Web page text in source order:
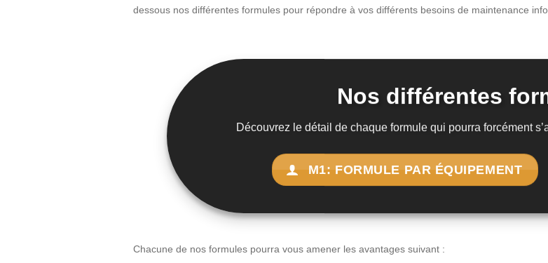
dessous nos différentes formules pour répondre à vos différents besoins de maintenance
Nos différentes
Découvrez le détail de chaque formule qui pourra forcément
M1: FORMULE PAR ÉQUIPEMENT
Chacune de nos formules pourra vous amener les avantages suivant :